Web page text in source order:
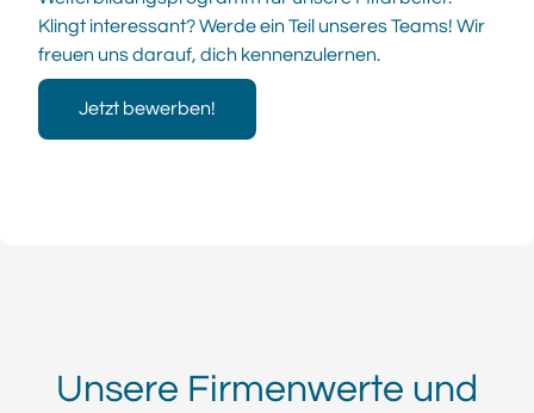
Klingt interessant? Werde ein Teil unseres Teams! Wir
freuen uns darauf, dich kennenzulernen.
Jetzt bewerben!
Unsere Firmenwerte und